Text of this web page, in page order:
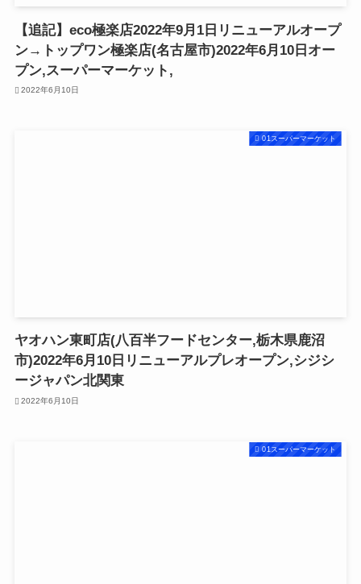
【追記】eco極楽店2022年9月1日リニューアルオープ
ン→トップワン極楽店(名古屋市)2022年6月10日オー
プン,スーパーマーケット,
2022年6月10日
01スーパーマーケット
ヤオハン東町店(八百半フードセンター,栃木県鹿沼
市)2022年6月10日リニューアルプレオープン,シジシ
ージャパン北関東
2022年6月10日
01スーパーマーケット